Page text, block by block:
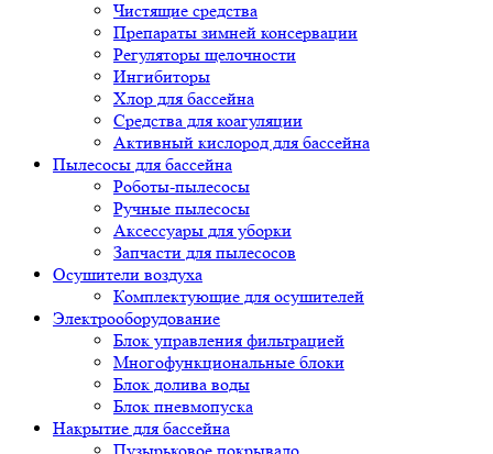
Чистящие средства
Препараты зимней консервации
Регуляторы щелочности
Ингибиторы
Хлор для бассейна
Средства для коагуляции
Активный кислород для бассейна
Пылесосы для бассейна
Роботы-пылесосы
Ручные пылесосы
Аксессуары для уборки
Запчасти для пылесосов
Осушители воздуха
Комплектующие для осушителей
Электрооборудование
Блок управления фильтрацией
Многофункциональные блоки
Блок долива воды
Блок пневмопуска
Накрытие для бассейна